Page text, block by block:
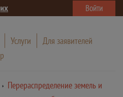
Войти
Услуги
Для заявителей
Перераспределение земель и